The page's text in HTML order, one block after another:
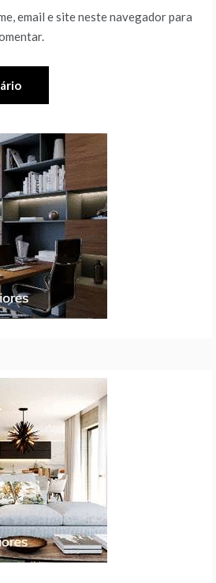
email e site neste navegador para